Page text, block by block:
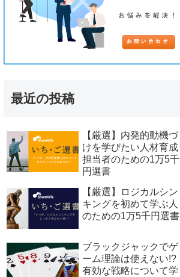
最近の投稿
【厳選】内発的動機づ
けを学びたい人材育成
担当者のための1万5千
円選書
【厳選】ロジカルシン
キングを初めて学ぶ人
のための1万5千円選書
ブラックジャックでゲ
ーム理論は使えない!?
有効な戦略について学